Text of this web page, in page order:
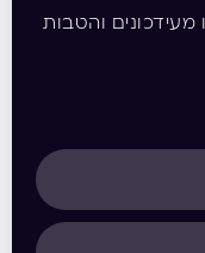
מעידכונים והטבות